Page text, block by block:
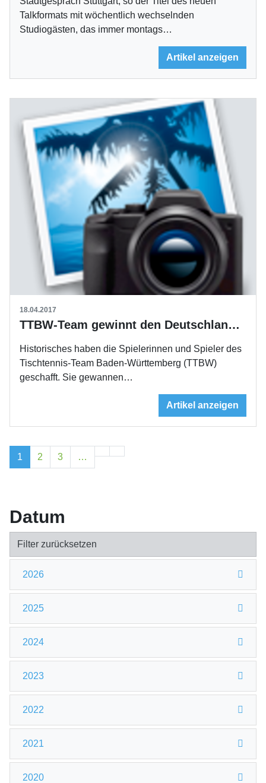
Talkformats mit wöchentlich wechselnden
Studiogästen, das immer montags…
Artikel anzeigen
18.04.2017
TTBW-Team gewinnt den Deutschland-Pokal
Historisches haben die Spielerinnen und Spieler des
Tischtennis-Team Baden-Württemberg (TTBW)
geschafft. Sie gewannen…
Artikel anzeigen
1 2 3 …
Datum
Filter zurücksetzen
2026
2025
2024
2023
2022
2021
2020